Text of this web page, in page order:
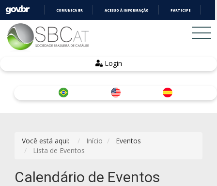
COMUNICA BR ACESSO À INFORMAÇÃO PARTICIPE
Login
Você está aqui: Início
Eventos
Lista de Eventos
Calendário de Eventos